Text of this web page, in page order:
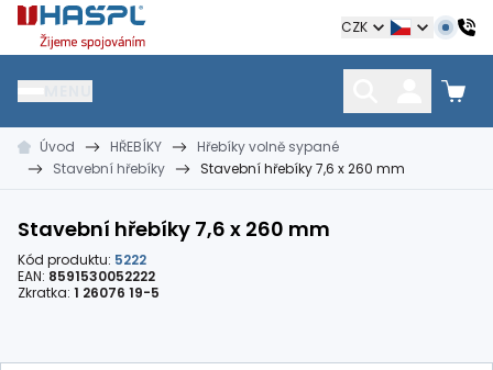
Hašpl CZK
HŘEBÍKY
kramle
SPOJOVACÍ MATERIÁL
vruty, šrouby, matice
KOTEVNÍ TECHNIKA
hmoždinky, napínáky
Úvod HŘEBÍKY
Hřebíky volně sypané
Stavební hřebíky
Stavební hřebíky 7,6 x 260 mm
Stavební hřebíky 7,6 x 260 mm
Kód produktu: 5222
EAN: 8591530052222
Zkratka: 1 26076 19-5